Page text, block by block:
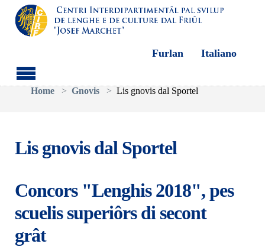
Aller au contenu principal
Furlan Italiano
Vous êtes ici:
Home
Gnovis Lis gnovis dal Sportel
Lis gnovis dal Sportel
Concors "Lenghis 2018", pes
scuelis superiôrs di secont
grât